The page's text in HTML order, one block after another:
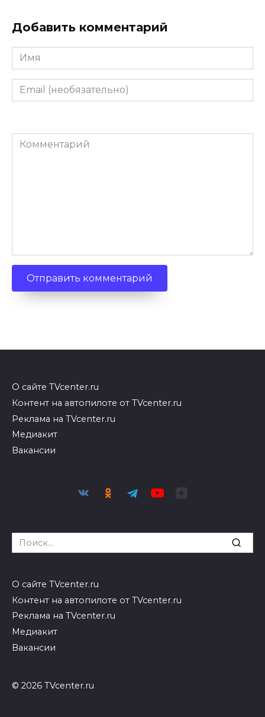
Добавить комментарий
Имя
Email
(необязательно)
Комментарий
О сайте TVcenter.ru
Контент на автопилоте от TVcenter.ru
Реклама на TVcenter.ru
Медиакит
Вакансии
Search
for:
О сайте TVcenter.ru
Контент на автопилоте от TVcenter.ru
Реклама на TVcenter.ru
Медиакит
Вакансии
© 2026 TVcenter.ru